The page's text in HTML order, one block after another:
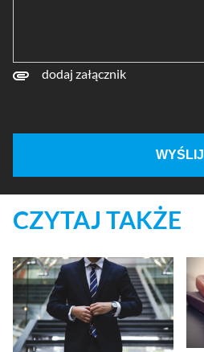
dodaj załącznik
WYŚLIJ
CZYTAJ TAKŻE